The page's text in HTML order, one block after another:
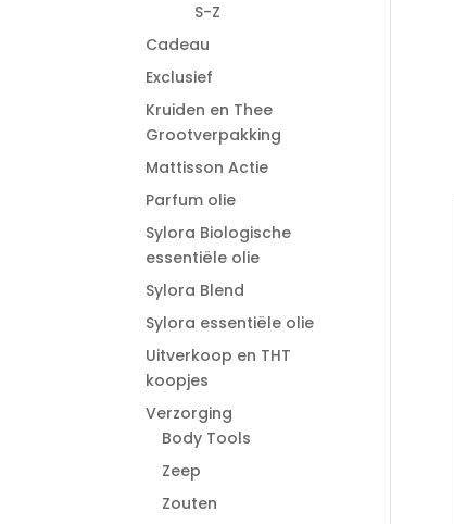
S-Z
Cadeau
Exclusief
Kruiden en Thee
Grootverpakking
Mattisson Actie
Parfum olie
Sylora Biologische
essentiële olie
Sylora Blend
Sylora essentiële olie
Uitverkoop en THT
koopjes
Verzorging
Body Tools
Zeep
Zouten